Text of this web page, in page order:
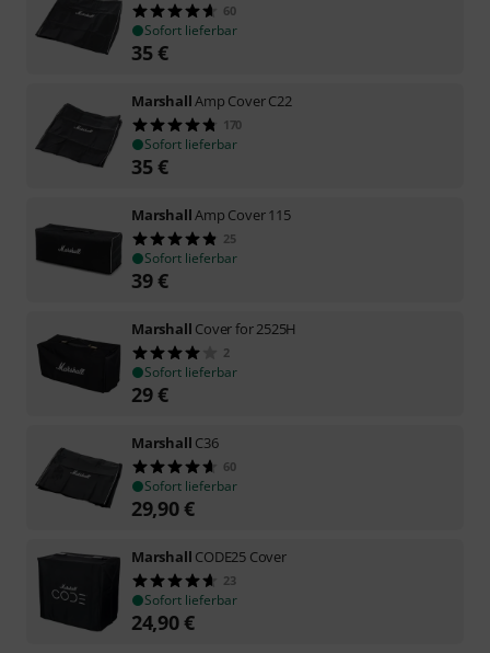
60
Sofort lieferbar
35€
MarshallAmp Cover C22
170
Sofort lieferbar
35€
MarshallAmp Cover 115
25
Sofort lieferbar
39€
Marshall Cover for 2525H
2
Sofort lieferbar
29€
Marshall C36
60
Sofort lieferbar
29,90€
Marshall CODE25 Cover
23
Sofort lieferbar
24,90€